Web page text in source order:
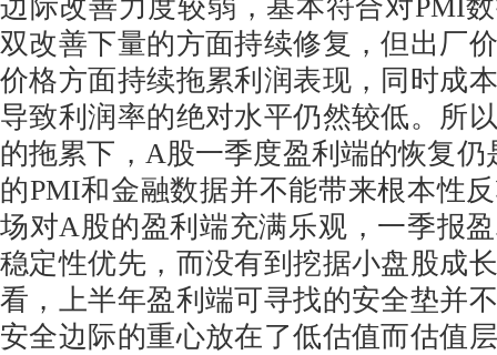
边际改善力度较弱，基本符合对PMI
双改善下量的方面持续修复，但出厂
价格方面持续拖累利润表现，同时成
导致利润率的绝对水平仍然较低。所
的拖累下，A股一季度盈利端的恢复仍
的PMI和金融数据并不能带来根本性
场对A股的盈利端充满乐观，一季报
稳定性优先，而没有到挖据小盘股成
看，上半年盈利端可寻找的安全垫并
安全边际的重心放在了低估值而估值